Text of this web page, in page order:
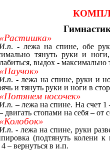
. - лежа на спине, обе
тянуть руки и
выдох - максимально
. - лежа на спине, руки и
и тянуть руки и ноги в
носочек»
– лежа на спине. На счет 1
двигать стопами на себя – от
. - лежа на спине, руки
(подтянуть колени
4 – вернуться в и.п.